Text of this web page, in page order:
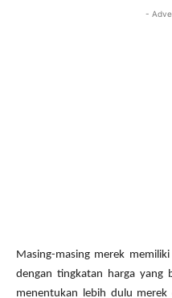
-
Masing-masing merek
dengan tingkatan harga yang
menentukan lebih dulu